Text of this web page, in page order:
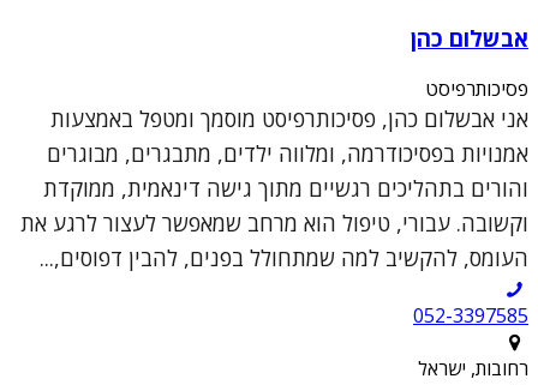
אבשלום כהן
פסיכותרפיסט
אני אבשלום כהן, פסיכותרפיסט מוסמך ומטפל באמצעות
אמנויות בפסיכודרמה, ומלווה ילדים, מתבגרים, מבוגרים
והורים בתהליכים רגשיים מתוך גישה דינאמית, ממוקדת
וקשובה. עבורי, טיפול הוא מרחב שמאפשר לעצור לרגע את
העומס, להקשיב למה שמתחולל בפנים, להבין דפוסים,...
052-3397585
רחובות, ישראל